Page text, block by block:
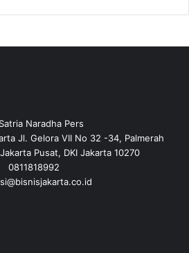
Naradha Pers
Jl. Gelora VII No 32 -34, Palmerah
Pusat, DKI Jakarta 10270
0811818992